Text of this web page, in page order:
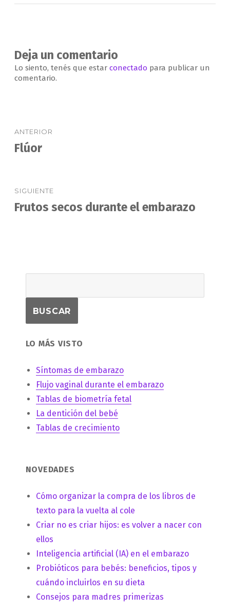
Deja un comentario
Lo siento, tenés que estar conectado para publicar un
comentario.
de
ANTERIOR
Entrada
Flúor
SIGUIENTE
Entrada
Frutos secos durante el embarazo
LO MÁS VISTO
Síntomas de embarazo
Flujo vaginal durante el embarazo
Tablas de biometría fetal
La dentición del bebé
Tablas de crecimiento
NOVEDADES
Cómo organizar la compra de los libros de
texto para la vuelta al cole
Criar no es criar hijos: es volver a nacer con
ellos
Inteligencia artificial (IA) en el embarazo
Probióticos para bebés: beneficios, tipos y
cuándo incluirlos en su dieta
Consejos para madres primerizas